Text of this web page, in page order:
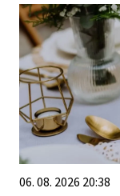
06. 08. 2026 20:38